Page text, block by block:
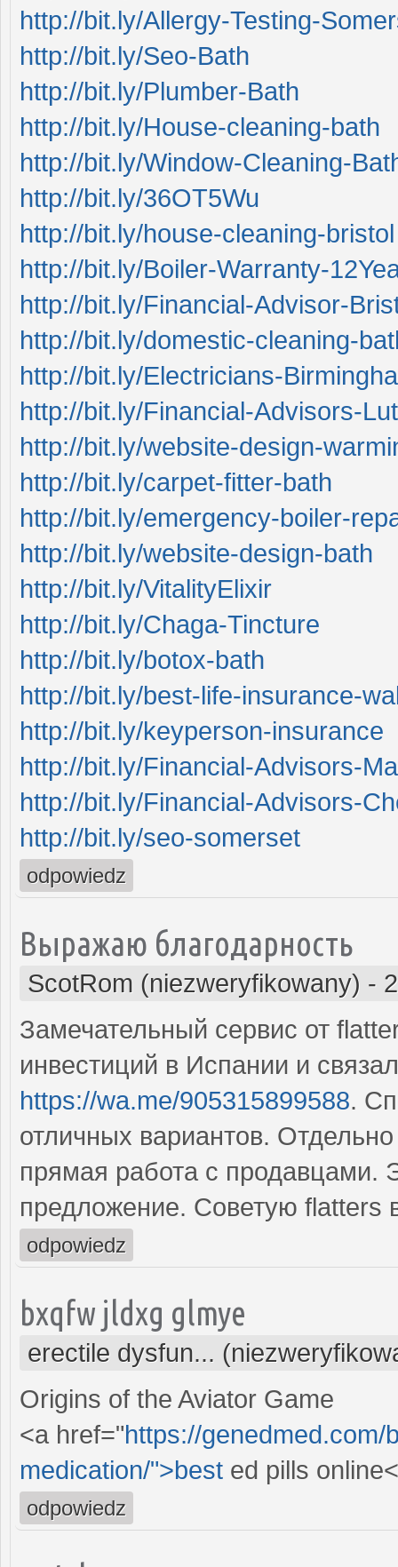
http://bit.ly/Allergy-Testing-
http://bit.ly/Seo-Bath
http://bit.ly/Plumber-Bath
http://bit.ly/House-cleaning-bath
http://bit.ly/Window-Cleaning-
http://bit.ly/36OT5Wu
http://bit.ly/house-cleaning-bristol
http://bit.ly/Boiler-Warranty-
http://bit.ly/Financial-Advisor-
http://bit.ly/domestic-cleaning-
http://bit.ly/Electricians-
http://bit.ly/Financial-Advisors-
http://bit.ly/website-design-
http://bit.ly/carpet-fitter-bath
http://bit.ly/emergency-boiler-
http://bit.ly/website-design-bath
http://bit.ly/VitalityElixir
http://bit.ly/Chaga-Tincture
http://bit.ly/botox-bath
http://bit.ly/best-life-insurance-
http://bit.ly/keyperson-insurance
http://bit.ly/Financial-Advisors-
http://bit.ly/Financial-Advisors-
http://bit.ly/seo-somerset
odpowiedz
Выражаю благодарность
ScotRom (niezweryfikowany) -
Замечательный сервис от
инвестиций в Испании и
https://wa.me/905315899588.
отличных вариантов.
прямая работа с продавцами.
предложение. Советую flatters
odpowiedz
bxqfw jldxg glmye
erectile dysfun...
Origins of the Aviator Game
<a href="https://
medication/">best ed pills
odpowiedz